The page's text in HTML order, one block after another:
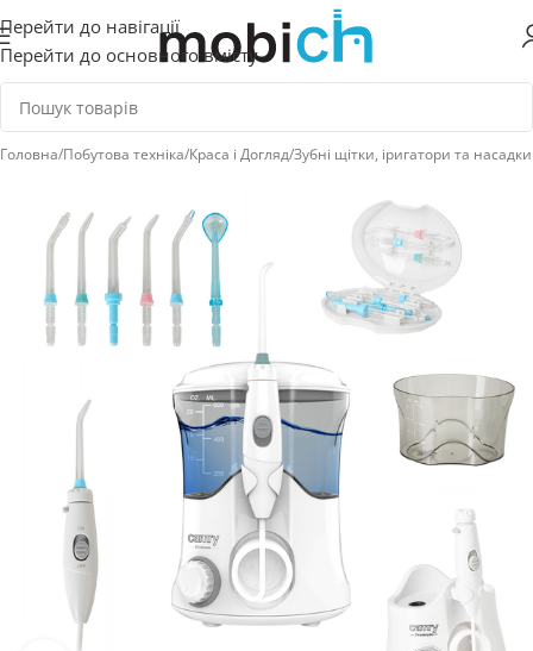
Перейти до навігації
Перейти до основного вмісту
Головна/Побутова техніка/Краса і Догляд/Зубні щітки, іригатори та насадки